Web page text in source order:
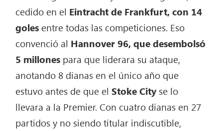
cedido en el Eintracht de Frankfurt, con 14
goles entre todas las competiciones. Eso
convenció al Hannover 96, que desembolsó
5 millones para que liderara su ataque,
anotando 8 dianas en el único año que
estuvo antes de que el Stoke City se lo
llevara a la Premier. Con cuatro dianas en 27
partidos y no siendo titular indiscutible,